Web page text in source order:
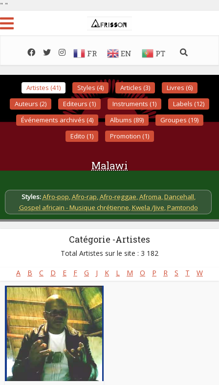
" "
FR EN PT
Artistes (41) Styles (4) Articles (3)
Livres (6)
Auteurs (2)
Editeurs (1) Instruments (1)
Labels (12)
Événements archivés (4)
Albums (89)
Groupes (19)
Edito (1)
Promotion (1)
Malawi
Styles:Afro-pop,Afro-rap,Afro-reggae,Afroma,Dancehall,
Gospel africain - Musique chrétienne,Kwela /Jive,Pamtondo
Catégorie -Artistes
Total Artistes sur le site : 3 182
A B C D E F G J K L M O P R S T W